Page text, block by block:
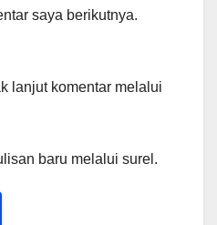
saya berikutnya.
lanjut komentar melalui
baru melalui surel.